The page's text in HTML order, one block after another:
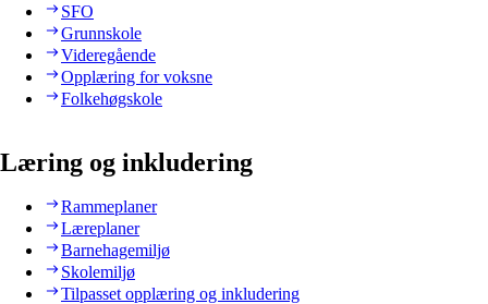
SFO
Grunnskole
Videregående
Opplæring for voksne
Folkehøgskole
Læring og inkludering
Rammeplaner
Læreplaner
Barnehagemiljø
Skolemiljø
Tilpasset opplæring og inkludering